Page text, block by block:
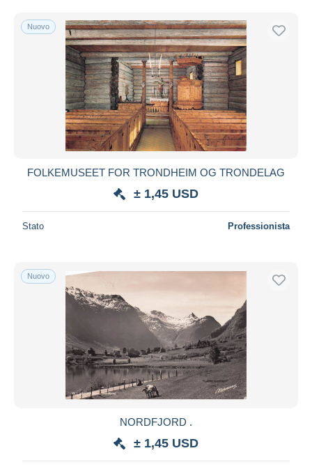
Nuovo
FOLKEMUSEET FOR TRONDHEIM OG TRONDELAG
± 1,45 USD
Stato Professionista
Nuovo
NORDFJORD .
± 1,45 USD